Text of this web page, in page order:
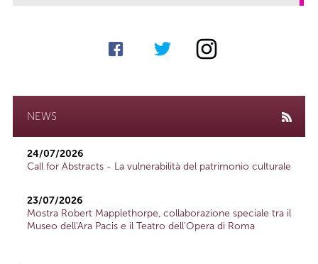
NEWS
24/07/2026
Call for Abstracts - La vulnerabilità del patrimonio culturale
23/07/2026
Mostra Robert Mapplethorpe, collaborazione speciale tra il
Museo dell'Ara Pacis e il Teatro dell'Opera di Roma